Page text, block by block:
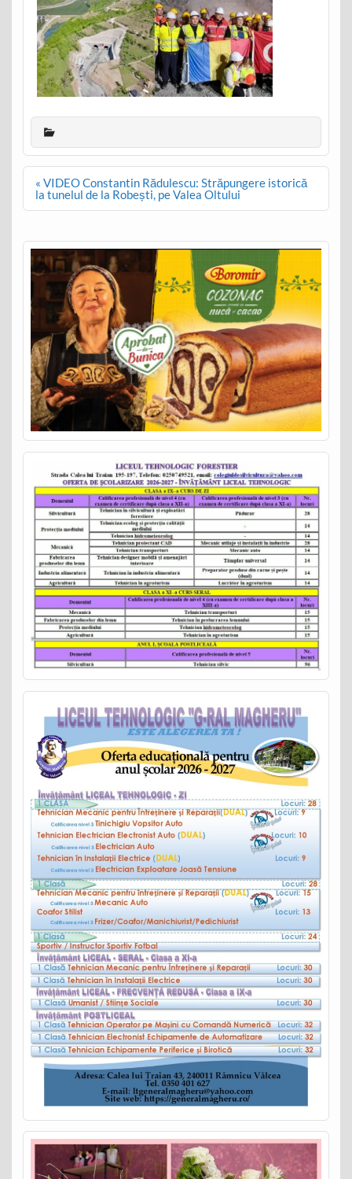
Post
navigation
« VIDEO Constantin Rădulescu: Străpungere istorică
la tunelul de la Robești, pe Valea Oltului